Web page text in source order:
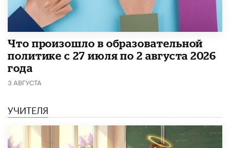
​Что произошло в образовательной
политике с 27 июля по 2 августа 2026
года
3 АВГУСТА
УЧИТЕЛЯ